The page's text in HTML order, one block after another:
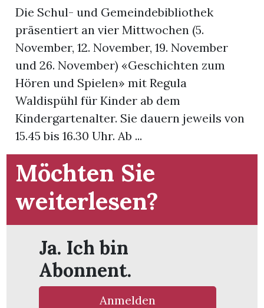
Stellen
E-
Newsletter
App
Bremgarten
Die Schul- und Gemeindebibliothek
präsentiert an vier Mittwochen (5.
November, 12. November, 19. November
und 26. November) «Geschichten zum
Hören und Spielen» mit Regula
Waldispühl für Kinder ab dem
Kindergartenalter. Sie dauern jeweils von
15.45 bis 16.30 Uhr. Ab ...
Möchten Sie
weiterlesen?
Ja. Ich bin
Abonnent.
Anmelden